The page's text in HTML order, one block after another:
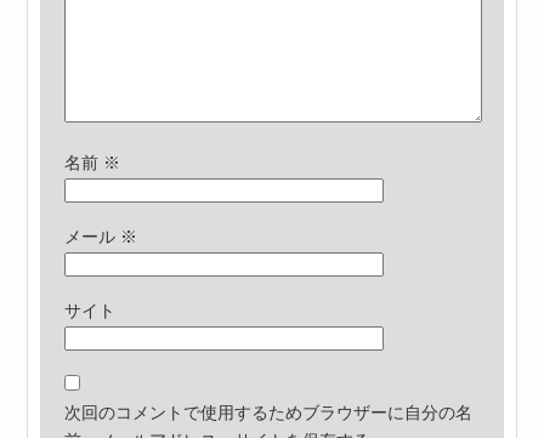
名前 ※
メール ※
サイト
次回のコメントで使用するためブラウザーに自分の名